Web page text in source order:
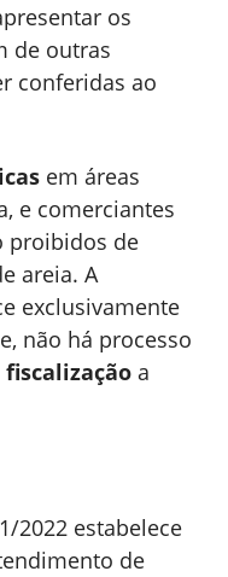
os
de outras
conferidas ao
em áreas
e comerciantes
proibidos de
areia. A
exclusivamente
não há processo
fiscalização a
2022 estabelece
de